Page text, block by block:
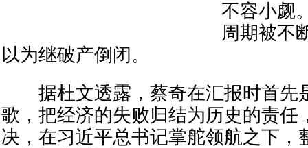
不容小觑
周期被不
以为继破产倒闭。
据杜文透露，蔡奇在汇报时首先
歌，把经济的失败归结为历史的责任
决，在习近平总书记掌舵领航之下，